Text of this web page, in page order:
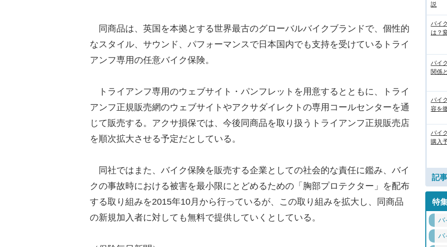
同商品は、英国を本拠とする世界最古のグローバルバイクブランドで、個性的
なスタイル、サウンド、パフォーマンスで日本国内でも支持を受けているトライ
アンフ専用の任意バイク保険。
トライアンフ専用のウェブサイト・パンフレットを用意するとともに、トライ
アンフ正規販売網のウェブサイトやアクサダイレクトの専用コールセンターを通
じて販売する。アクサ損保では、今後同商品を取り扱うトライアンフ正規販売店
を順次拡大させる予定だとしている。
同社ではまた、バイク保険を販売する企業としての社会的な責任に鑑み、バイ
クの事故時における被害を最小限にとどめるための「胸部プロテクター」を配布
する取り組みを2015年10月から行っているが、この取り組みを拡大し、同商品
の新規加入者に対しても無料で提供していくとしている。
説
バイ
は？
バイ
関係
バイ
容を
バイ
購入
記
特
バ
バ